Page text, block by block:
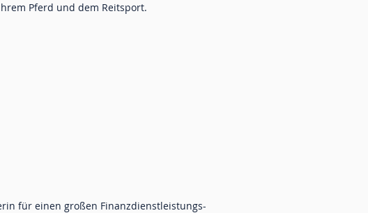
Pferd und dem Reitsport.
für einen großen Finanzdienstleistungs-